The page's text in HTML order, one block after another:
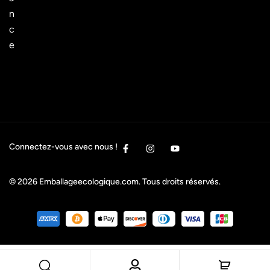
n
c
e
Connectez-vous avec nous !
© 2026 Emballageecologique.com. Tous droits réservés.